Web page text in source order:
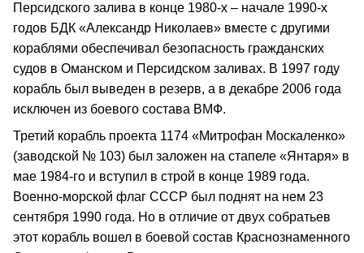
Персидского залива в конце 1980-х – начале 1990-х
годов БДК «Александр Николаев» вместе с другими
кораблями обеспечивал безопасность гражданских
судов в Оманском и Персидском заливах. В 1997 году
корабль был выведен в резерв, а в декабре 2006 года
исключен из боевого состава ВМФ.
Третий корабль проекта 1174 «Митрофан Москаленко»
(заводской № 103) был заложен на стапеле «Янтаря» в
мае 1984-го и вступил в строй в конце 1989 года.
Военно-морской флаг СССР был поднят на нем 23
сентября 1990 года. Но в отличие от двух собратьев
этот корабль вошел в боевой состав Краснознаменного